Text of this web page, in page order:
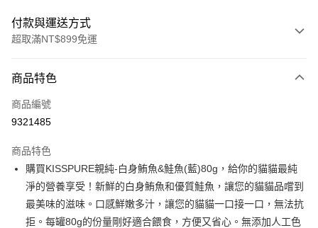
付款與運送方式
超取滿NT$899免運
信用卡一次付款
超商取貨付款
Apple Pay
街口支付
悠遊付
商品特色
商品編號
9321485
商品特色
購買KISSPURE親純-白身鮪魚&鮭魚(藍)80g，給你的貓貓最純
淨的營養享受！新鮮的白身鮪魚和優質鮭魚，讓您的貓貓品嚐到
最美味的滋味。口感鮮嫩多汁，讓您的貓貓一口接一口，無法抗
拒。每罐80g的份量剛好適合餵食，方便又省心。無添加人工色